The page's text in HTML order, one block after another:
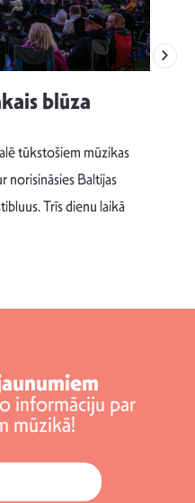
blūza
tūkstošiem mūzikas
norisināsies Baltijas
Trīs dienu laikā
informāciju par
mūzikā!